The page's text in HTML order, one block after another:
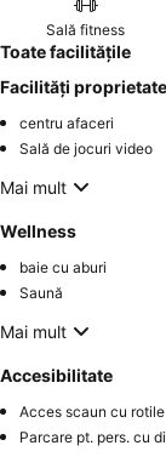
Sală fitness
Toate facilitățile
Facilități proprietate
centru afaceri
Sală de jocuri video
Mai mult
Wellness
baie cu aburi
Saună
Mai mult
Accesibilitate
Acces scaun cu rotile
Parcare pt. pers. cu